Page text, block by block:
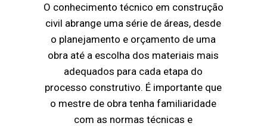
O conhecimento técnico em construção
civil abrange uma série de áreas, desde
o planejamento e orçamento de uma
obra até a escolha dos materiais mais
adequados para cada etapa do
processo construtivo. É importante que
o mestre de obra tenha familiaridade
com as normas técnicas e